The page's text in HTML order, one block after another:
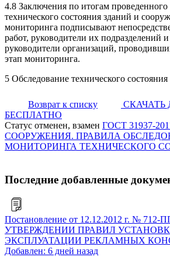
4.8 Заключения по итогам проведенного
технического состояния зданий и
мониторинга подписывают
работ, руководители их подразделений
руководители организаций,
этап мониторинга.
5 Обследование технического
Возврат к списку
СКАЧАТЬ
БЕСПЛАТНО
Статус отменен, взамен ГОСТ 31937-
СООРУЖЕНИЯ. ПРАВИЛА
МОНИТОРИНГА ТЕХНИЧЕСКОГО
Последние добавленные
Постановление от 12.12.2012 г. № 712-
УТВЕРЖДЕНИИ ПРАВИЛ
ЭКСПЛУАТАЦИИ РЕКЛАМНЫХ
Добавлен: 6 дней назад